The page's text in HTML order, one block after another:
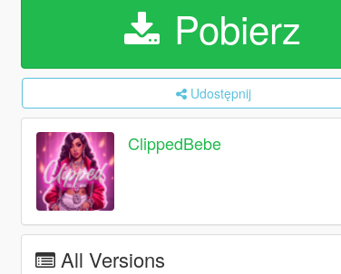
Pobierz
Udostępnij
ClippedBebe
All Versions